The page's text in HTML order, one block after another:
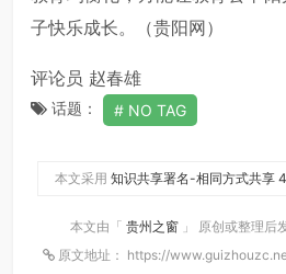
子快乐成长。（贵阳网）
评论员 赵春雄
话题： NO TAG
本文采用 知识共享署名-相同方式共享
本文由「 贵州之窗 」 原创或整理后
原文地址： https://